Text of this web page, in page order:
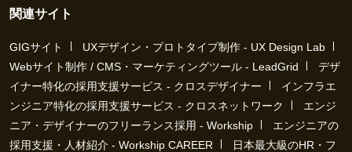
関連サイト
GIGサイト
UXデザイン・プロトタイプ制作 - UX Design Lab
Webサイト制作 / CMS・マーケティングツール - LeadGrid
デザ
イナー特化の採用支援サービス - クロスデザイナー
インフラエ
ンジニア特化の採用支援サービス - クロスネットワーク
エンジ
ニア・デザイナーのフリーランス採用 - Workship
エンジニアの
採用支援・人材紹介 - Workship CAREER
日本最大級のHR・フ